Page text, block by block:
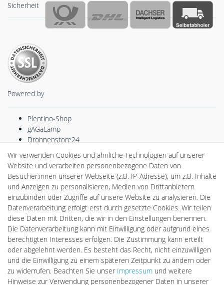
Sicherheit
Powered by
Plentino-Shop
gAGaLamp
Drohnenstore24
MeinUSB
Batteriespeicher
PlentiSolar
Gebrauchtlicht
Ledkauf
DEYESOLAR
Lightech Connect
CardanLight Europe
FORTIMO LEDs
LED-RETROSHOP
Wallbox24
Wir verwenden Cookies und ähnliche Technologien auf unserer
Website und verarbeiten personenbezogene Daten von
Besucher:innen unserer Webseite (z.B. IP-Adresse), um z.B. Inhalte
und Anzeigen zu personalisieren, Medien von Drittanbietern
einzubinden oder Zugriffe auf unsere Website zu analysieren. Die
Datenverarbeitung erfolgt erst durch gesetzte Cookies. Wir teilen
diese Daten mit Dritten, die wir in den Einstellungen benennen.
Die Datenverarbeitung kann mit Einwilligung oder aufgrund eines
berechtigten Interesses erfolgen. Die Zustimmung kann erteilt
oder abgelehnt werden. Es besteht das Recht, nicht einzuwilligen
und die Einwilligung zu einem späteren Zeitpunkt zu ändern oder
zu widerrufen. Beachten Sie unser Impressum und weitere
Hinweise zur Verwendung personenbezogener Daten in unserer